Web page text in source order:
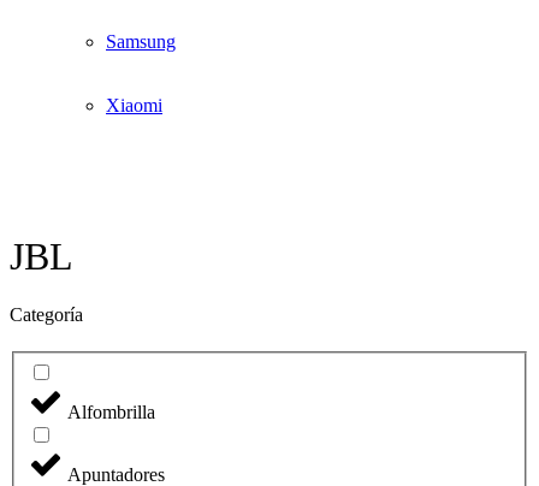
Samsung
Xiaomi
JBL
Categoría
Alfombrilla
Apuntadores